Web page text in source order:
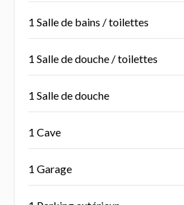
1 Salle de bains / toilettes
1 Salle de douche / toilettes
1 Salle de douche
1 Cave
1 Garage